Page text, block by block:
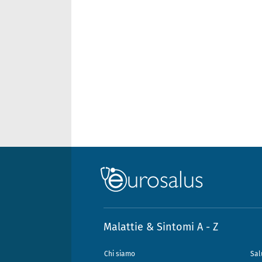
Malattie & Sintomi A - Z
Chi siamo